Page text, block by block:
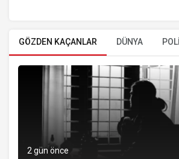
GÖZDEN KAÇANLAR DÜNYA
2 gün önce